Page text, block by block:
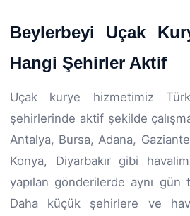
Beylerbeyi Uçak
Hangi Şehirler Aktif
Uçak kurye hizmetimiz
şehirlerinde aktif şekilde
Antalya, Bursa, Adana,
Konya, Diyarbakır gibi
yapılan gönderilerde aynı gün
Daha küçük şehirlere ve